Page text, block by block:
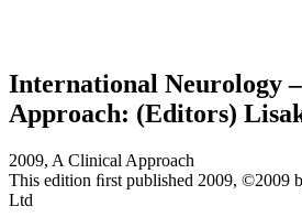
International Neurology
Approach: (Editors)
2009, A Clinical Approach
This edition ﬁrst published 2009, ©2009
Ltd